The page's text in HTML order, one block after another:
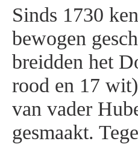
Sinds 1730
bewogen
breidden het
rood en 17
van vader
gesmaakt.